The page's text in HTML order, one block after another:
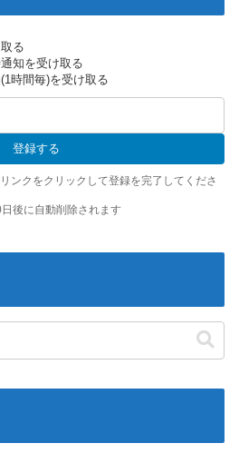
援制度を導入、それに対して子育て
者は……
よりも早く！【～交番女子の逆襲～】
"ホンモノ"感が凄い・・・
埋め立てないの？
を押し付けてきた兄嫁！「テレビで
『Gガンダム』を一気見させた結
」
がいいのよね、ふふっ♪」対魔忍
ヨミハラクライシス』
る
知を受け取る
時間毎)を受け取る
登録する
ンクをクリックして登録を完了してくださ
後に自動削除されます